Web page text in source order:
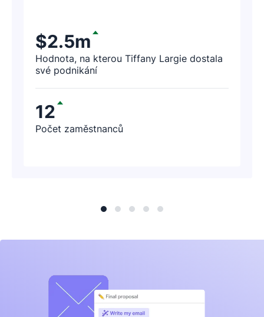
hodinách nás zástupce firmy kontaktoval
se slovy: „Právě jsem díky Pipedrive navýšil
naše příjmy o 188 tisíc dolarů!“
Hodnota, na kterou Tiffany Largie dostala
své podnikání
$2.5m
Počet zaměstnanců
12